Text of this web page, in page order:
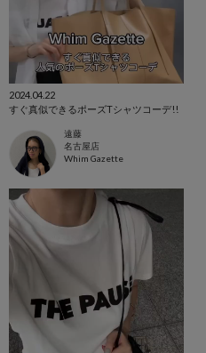
2024.04.22
すぐ真似できるポーズTシャツコーデ!!
遠藤
名古屋店
Whim Gazette